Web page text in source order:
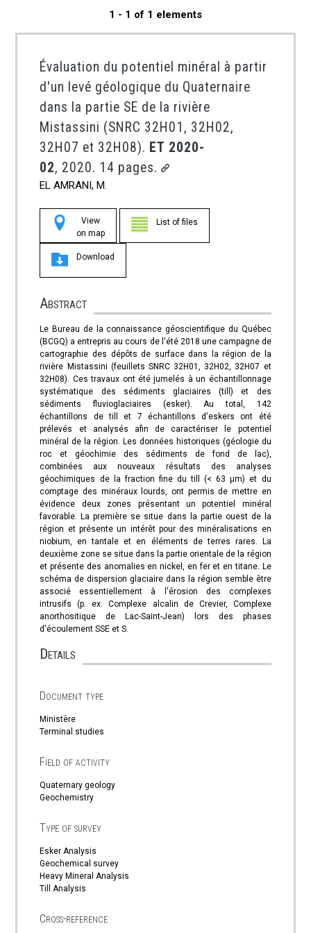
1 - 1 of 1 elements
Évaluation du potentiel minéral à partir
d'un levé géologique du Quaternaire
dans la partie SE de la rivière
Mistassini (SNRC 32H01, 32H02,
32H07 et 32H08). ET 2020-
02, 2020. 14 pages.
EL AMRANI, M.
View
on map
List of files
Download
Abstract
Le Bureau de la connaissance géoscientifique du Québec
(BCGQ) a entrepris au cours de l'été 2018 une campagne de
cartographie des dépôts de surface dans la région de la
rivière Mistassini (feuillets SNRC 32H01, 32H02, 32H07 et
32H08). Ces travaux ont été jumelés à un échantillonnage
systématique des sédiments glaciaires (till) et des
sédiments fluvioglaciaires (esker). Au total, 142
échantillons de till et 7 échantillons d'eskers ont été
prélevés et analysés afin de caractériser le potentiel
minéral de la région. Les données historiques (géologie du
roc et géochimie des sédiments de fond de lac),
combinées aux nouveaux résultats des analyses
géochimiques de la fraction fine du till (< 63 µm) et du
comptage des minéraux lourds, ont permis de mettre en
évidence deux zones présentant un potentiel minéral
favorable. La première se situe dans la partie ouest de la
région et présente un intérêt pour des minéralisations en
niobium, en tantale et en éléments de terres rares. La
deuxième zone se situe dans la partie orientale de la région
et présente des anomalies en nickel, en fer et en titane. Le
schéma de dispersion glaciaire dans la région semble être
associé essentiellement à l'érosion des complexes
intrusifs (p. ex. Complexe alcalin de Crevier, Complexe
anorthositique de Lac-Saint-Jean) lors des phases
d'écoulement SSE et S.
Details
Document type
Ministère
Terminal studies
Field of activity
Quaternary geology
Geochemistry
Type of survey
Esker Analysis
Geochemical survey
Heavy Mineral Analysis
Till Analysis
Cross-reference